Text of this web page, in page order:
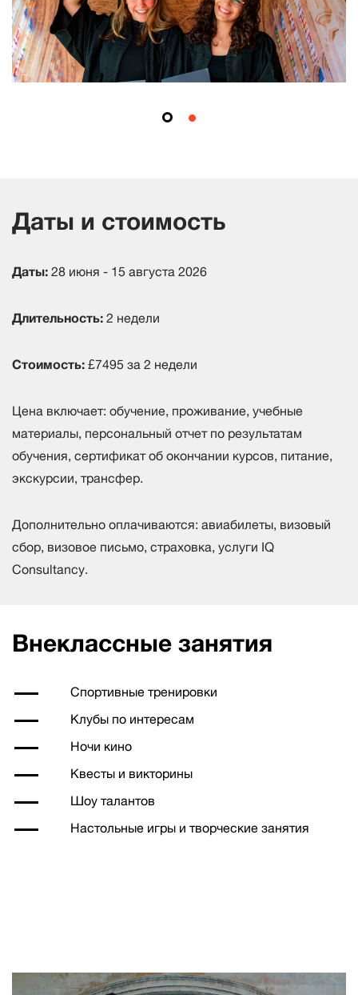
Даты и стоимость
Даты:28 июня - 15 августа 2026
Длительность:2 недели
Стоимость:£7495 за 2 недели
Цена включает: обучение, проживание, учебные
материалы, персональный отчет по результатам
обучения, сертификат об окончании курсов, питание,
экскурсии, трансфер.
Дополнительно оплачиваются: авиабилеты, визовый
сбор, визовое письмо, страховка, услуги IQ
Consultancy.
Внеклассные занятия
Спортивные тренировки
Клубы по интересам
Ночи кино
Квесты и викторины
Шоу талантов
Настольные игры и творческие занятия